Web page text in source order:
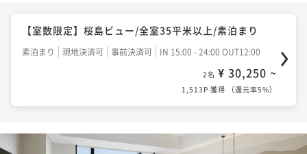
【室数限定】桜島ビュー/全室35平米以上/素泊まり
素泊まり 現地決済可 事前決済可 IN 15:00 - 24:00 OUT12:00
2名 ¥ 30,250 ~
1,513P 獲得 （還元率5%）